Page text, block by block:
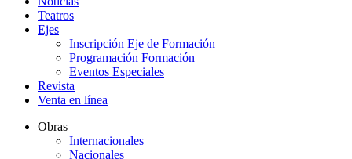
Teatros
Ejes
Inscripción Eje de Formación
Programación Formación
Eventos Especiales
Revista
Venta en línea
Obras
Internacionales
Nacionales